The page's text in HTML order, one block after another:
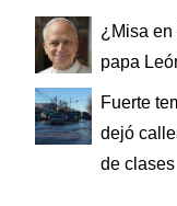
¿Misa en
papa
Fuerte
dejó
de clases